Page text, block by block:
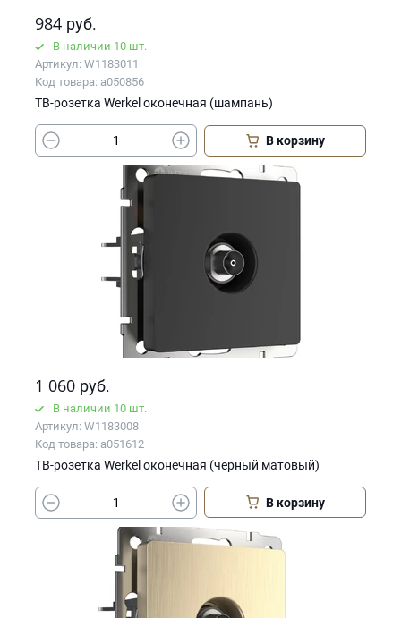
984 руб.
В наличии 10 шт.
Артикул: W1183011
Код товара: a050856
ТВ-розетка Werkel оконечная (шампань)
В корзину
1 060 руб.
В наличии 10 шт.
Артикул: W1183008
Код товара: a051612
ТВ-розетка Werkel оконечная (черный матовый)
В корзину